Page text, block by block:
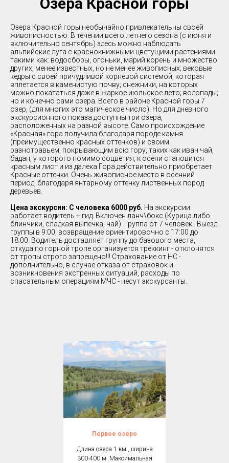
Озера Красной горы необычайно привлекательны своей
живописностью. В течении всего летнего сезона (с июня и
включительно сентябрь) здесь можно наблюдать
альпийские луга с краснокнижными цветущими растениями
такими как: водосборы, огоньки, марий корень и множество
других, менее известных, но не менее живописных; вековые
кедры с своей причудливой корневой системой, которая
вплетается в каменистую почву; снежники, на которых
можно покататься даже в жаркое июльское лето; водопады;
но и конечно сами озера. Всего в районе Красной горы 7
озер, (для многих это магическое число). Но для дневного
экскурсионного показа доступны три озера,
расположенных на разной высоте. Само происхождение
«Красная» гора получила благодаря породе камня
(преимущественно красных оттенков) и своим
разнотравьем, покрывающим всю гору, таких как иван чай,
бадан, у которого помимо соцветия, к осени становится
красным лист и из далека Гора действительно приобретает
Красные оттенки. Очень живописное место в осенний
период, благодаря янтарному оттенку лиственных пород
деревьев.
Цена экскурсии: С человека 6000 руб. На экскурсии
работает водитель + гид. Включен ланч\бокс (Курица либо
блинчики, сладкая выпечка, чай). Группа от 7 человек.. Выезд
группы в 9:00, возвращение ориентировочно с 17:00 до
18:00. Водитель доставляет группу до базового места,
откуда по горной тропе организуется треккинг - отклонятся
от тропы строго запрещено!!! Страхование от НС -
дополнительно, в случае отказа от страховок и
возникновения экстренных ситуаций, расходы по
спасательным операциям МЧС - несут экскурсанты.
Первое озеро
Длина озера 1 км., ширина
300-400 м. Максимальная